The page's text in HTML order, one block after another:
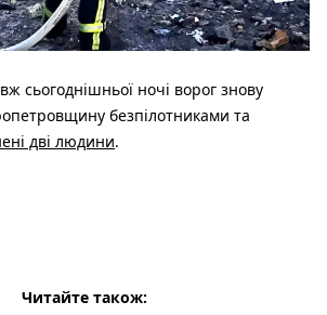
сьогоднішньої ночі ворог знову
безпілотниками та
дві людини.
Читайте також: